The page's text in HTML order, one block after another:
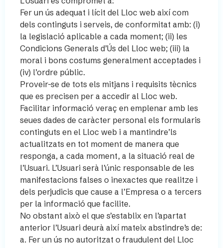
Fer un ús adequat i lícit del Lloc web així com
dels continguts i serveis, de conformitat amb: (i)
la legislació aplicable a cada moment; (ii) les
Condicions Generals d’Ús del Lloc web; (iii) la
moral i bons costums generalment acceptades i
(iv) l’ordre públic.
Proveir-se de tots els mitjans i requisits tècnics
que es precisen per a accedir al Lloc web.
Facilitar informació veraç en emplenar amb les
seues dades de caràcter personal els formularis
continguts en el Lloc web i a mantindre’ls
actualitzats en tot moment de manera que
responga, a cada moment, a la situació real de
l’Usuari. L’Usuari serà l’únic responsable de les
manifestacions falses o inexactes que realitze i
dels perjudicis que cause a l’Empresa o a tercers
per la informació que facilite.
No obstant això el que s’establix en l’apartat
anterior l’Usuari deurà així mateix abstindre’s de:
a. Fer un ús no autoritzat o fraudulent del Lloc